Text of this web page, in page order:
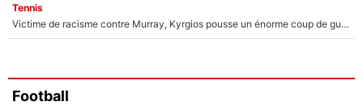
Tennis
Victime de racisme contre Murray, Kyrgios pousse un énorme coup de gueule !
Football